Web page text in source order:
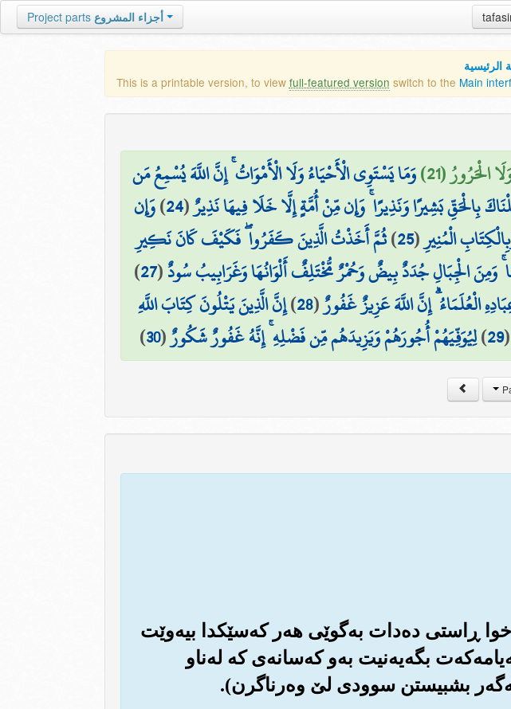
Project parts أجزاء المشروع
الرئيسية
This is a printable version, to view full-featured version switch to the Main
الْحَرُورُ (21)
وَمَا يَسْتَوِي الْأَحْيَاءُ وَلَا الْأَمْوَاتُ ۚ إِنَّ اللَّهَ يُسْمِعُ مَن
بِالْحَقِّ بَشِيرًا وَنَذِيرًا ۚ وَإِن مِّنْ أُمَّةٍ إِلَّا خَلَا فِيهَا نَذِيرٌ(
24
)وَإِن
الْمُنِيرِ(
25
)ثُمَّ أَخَذْتُ الَّذِينَ كَفَرُوا ۖ فَكَيْفَ كَانَ نَكِيرِ
وَمِنَ الْجِبَالِ جُدَدٌ بِيضٌ وَحُمْرٌ مُّخْتَلِفٌ أَلْوَانُهَا وَغَرَابِيبُ سُودٌ(
27
)
الْعُلَمَاءُ ۗ إِنَّ اللَّهَ عَزِيزٌ غَفُورٌ(
28
)إِنَّ الَّذِينَ يَتْلُونَ كِتَابَ اللَّهِ
29
)لِيُوَفِّيَهُمْ أُجُورَهُمْ وَيَزِيدَهُم مِّن فَضْلِهِ ۚ إِنَّهُ غَفُورٌ شَكُورٌ(
30
)
خوا ڕاستی ده‌دات به‌گوێی هه‌ر که‌سێکدا بیه‌وێت
بگه‌یه‌نیت به‌و که‌سانه‌ی که له‌ناو
بشبیستن سوودی لێ وه‌رناگرن).